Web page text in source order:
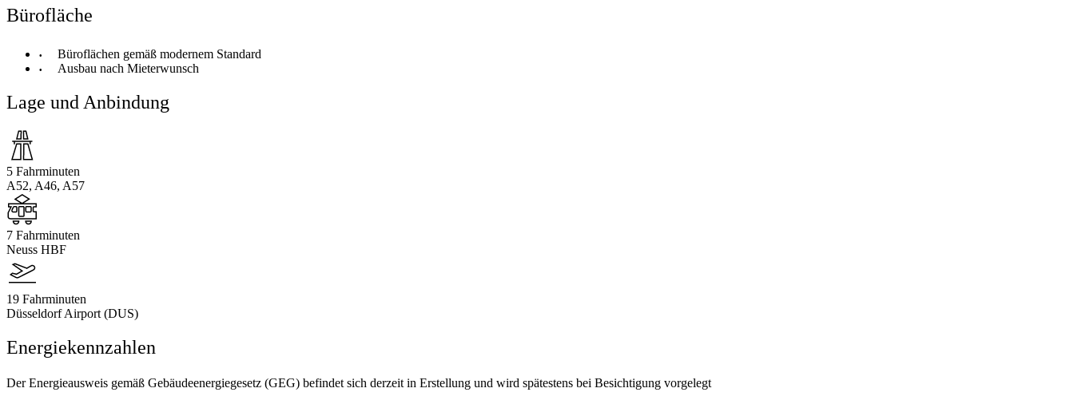
Bürofläche
Büroflächen gemäß modernem Standard
Ausbau nach Mieterwunsch
Lage und Anbindung
5 Fahrminuten
A52, A46, A57
7 Fahrminuten
Neuss HBF
19 Fahrminuten
Düsseldorf Airport (DUS)
Energiekennzahlen
Der Energieausweis gemäß Gebäudeenergiegesetz (GEG) befindet sich derzeit in Erstellung und wird spätestens bei Besichtigung vorgelegt